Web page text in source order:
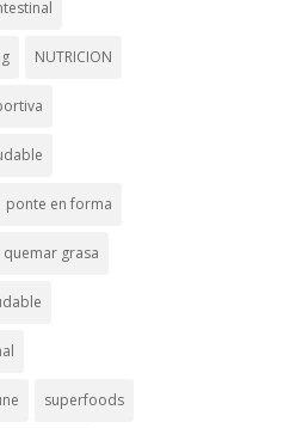
NUTRICION
ponte en forma
quemar grasa
superfoods